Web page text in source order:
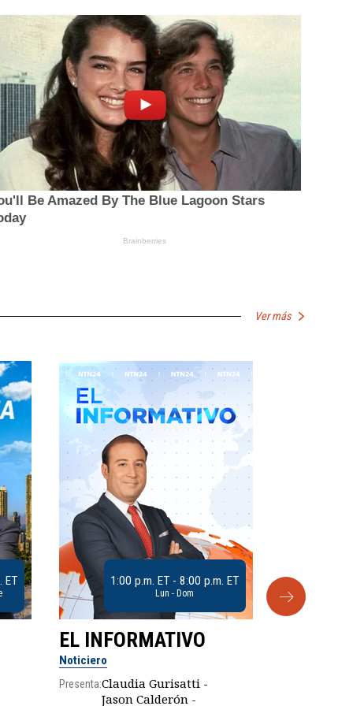
Ver más
ET 1:00 p.m. ET - 8:00 p.m. ET
Lun - Dom
EL INFORMATIVO
Noticiero
Presenta:Claudia Gurisatti -
Jason Calderón -